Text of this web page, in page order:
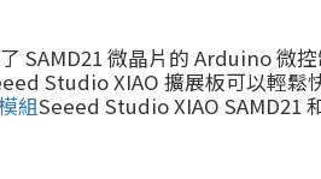
SAMD21 微晶片的 Arduino 微
Studio XIAO 擴展板可以輕鬆
組Seeed Studio XIAO SAMD21